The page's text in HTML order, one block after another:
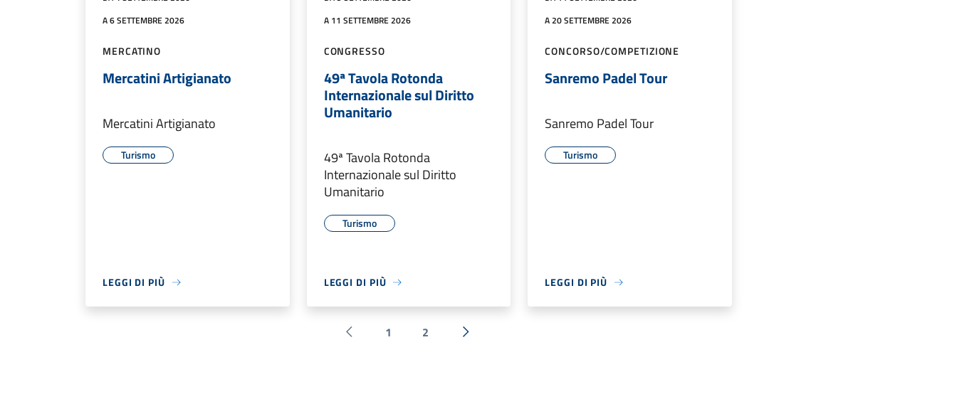
A 6 SETTEMBRE 2026
MERCATINO
Mercatini Artigianato
Mercatini Artigianato
Turismo
LEGGI DI PIÙ
A 11 SETTEMBRE 2026
CONGRESSO
49ª Tavola Rotonda
Internazionale sul Diritto
Umanitario
49ª Tavola Rotonda
Internazionale sul Diritto
Umanitario
Turismo
LEGGI DI PIÙ
A 20 SETTEMBRE 2026
CONCORSO/COMPETIZIONE
Sanremo Padel Tour
Sanremo Padel Tour
Turismo
LEGGI DI PIÙ
Pagina precedente
1 2
Successiva »